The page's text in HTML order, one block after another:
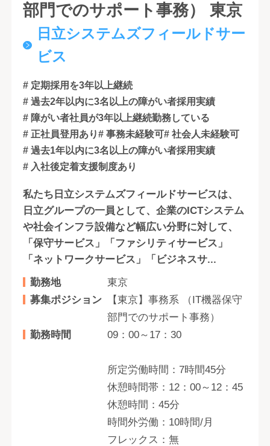
部門でのサポート事務） 東京
日立システムズフィールドサー
ビス
# 定期採用を3年以上継続
# 過去2年以内に3名以上の障がい者採用実績
# 障がい者社員が3年以上継続勤務している
# 正社員登用あり# 事務未経験可# 社会人未経験可
# 過去1年以内に3名以上の障がい者採用実績
# 入社後定着支援制度あり
私たち日立システムズフィールドサービスは、
日立グループの一員として、企業のICTシステム
や社会インフラ設備など幅広い分野に対して、
「保守サービス」「ファシリティサービス」
「ネットワークサービス」「ビジネスサ...
勤務地
東京
募集ポジション
【東京】事務系 （IT機器保守
部門でのサポート事務）
勤務時間
09：00～17：30
所定労働時間：7時間45分
休憩時間帯：12：00～12：45
休憩時間：45分
時間外労働：10時間/月
フレックス：無